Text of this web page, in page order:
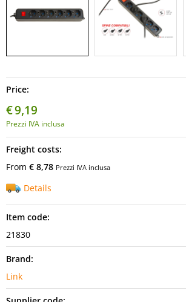
Price:
€9,19
Prezzi IVA inclusa
Freight costs:
From € 8,78 Prezzi IVA inclusa
Details
Item code:
21830
Brand:
Link